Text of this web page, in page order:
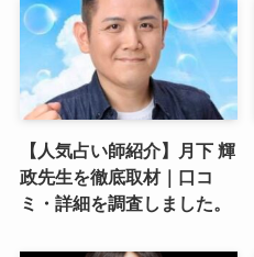
【人気占い師紹介】月下 輝
政先生を徹底取材｜口コ
ミ・詳細を調査しました。